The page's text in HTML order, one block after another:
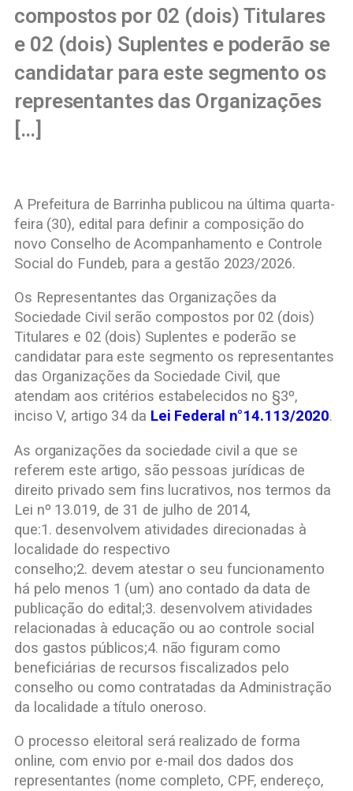
compostos por 02 (dois) Titulares
e 02 (dois) Suplentes e poderão se
candidatar para este segmento os
representantes das Organizações
[…]
A Prefeitura de Barrinha publicou na última quarta-
feira (30), edital para definir a composição do
novo Conselho de Acompanhamento e Controle
Social do Fundeb, para a gestão 2023/2026.
Os Representantes das Organizações da
Sociedade Civil serão compostos por 02 (dois)
Titulares e 02 (dois) Suplentes e poderão se
candidatar para este segmento os representantes
das Organizações da Sociedade Civil, que
atendam aos critérios estabelecidos no §3º,
inciso V, artigo 34 da Lei Federal n°14.113/2020.
As organizações da sociedade civil a que se
referem este artigo, são pessoas jurídicas de
direito privado sem fins lucrativos, nos termos da
Lei nº 13.019, de 31 de julho de 2014,
que:1. desenvolvem atividades direcionadas à
localidade do respectivo
conselho;2. devem atestar o seu funcionamento
há pelo menos 1 (um) ano contado da data de
publicação do edital;3. desenvolvem atividades
relacionadas à educação ou ao controle social
dos gastos públicos;4. não figuram como
beneficiárias de recursos fiscalizados pelo
conselho ou como contratadas da Administração
da localidade a título oneroso.
O processo eleitoral será realizado de forma
online, com envio por e-mail dos dados dos
representantes (nome completo, CPF, endereço,